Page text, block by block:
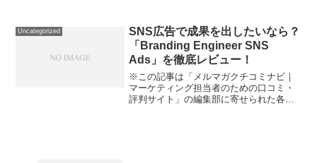
「SaaS型CRMの月額が高騰してコスト圧
迫…でも安かろう...
Uncategorized
SNS広告で成果を出したいなら？
「Branding Engineer SNS
Ads」を徹底レビュー！
※この記事は「メルマガクチコミナビ｜
マーケティング担当者のための口コミ・
評判サイト」の編集部に寄せられた各商